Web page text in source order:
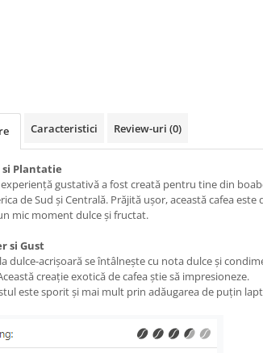
Caracteristici Review-uri (0)
Plantatie
experiență gustativă a fost creată pentru tine din
de Sud și Centrală. Prăjită ușor, această cafea
mic moment dulce și fructat.
si Gust
dulce-acrișoară se întâlnește cu nota dulce și
creație exotică de cafea știe să impresioneze.
este sporit și mai mult prin adăugarea de puțin